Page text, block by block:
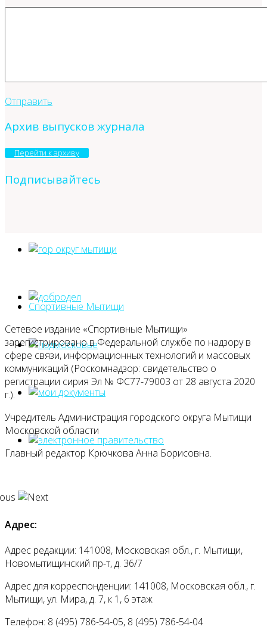
Отправить
Архив выпусков журнала
Перейти к архиву
Подписывайтесь
Спортивные Мытищи
Сетевое издание «Спортивные Мытищи»
зарегистрировано в Федеральной службе по надзору в
сфере связи, информационных технологий и массовых
коммуникаций (Роскомнадзор: свидетельство о
регистрации сирия Эл № ФС77-79003 от 28 августа 2020
г.).
Учредитель Администрация городского округа Мытищи
Московской области
Главный редактор Крючкова Анна Борисовна.
Адрес:
Адрес редакции: 141008, Московская обл., г. Мытищи,
Новомытищинский пр-т, д. 36/7
Адрес для корреспонденции: 141008, Московская обл., г.
Мытищи, ул. Мира, д. 7, к 1, 6 этаж
Телефон: 8 (495) 786-54-05, 8 (495) 786-54-04